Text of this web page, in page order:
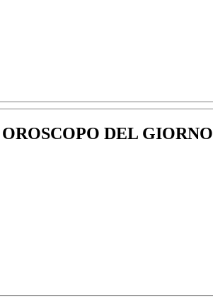
OROSCOPO DEL GIORNO